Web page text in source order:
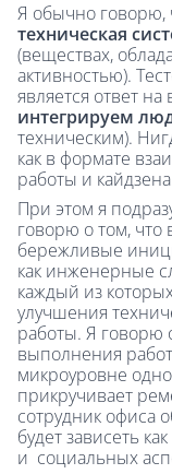
Я обычно говорю,
техническая
(веществах,
активностью).
является ответ
интегрируем
техническим).
как в формате
работы и
При этом я
говорю о том,
бережливые
как инженерные
каждый из
улучшения
работы. Я говорю
выполнения
микроуровне
прикручивает
сотрудник офиса
будет зависеть
и социальных